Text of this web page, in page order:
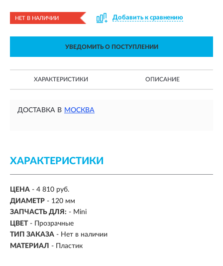
НЕТ В НАЛИЧИИ Добавить к сравнению
УВЕДОМИТЬ О ПОСТУПЛЕНИИ
ХАРАКТЕРИСТИКИ ОПИСАНИЕ
ДОСТАВКА В МОСКВА
ХАРАКТЕРИСТИКИ
ЦЕНА - 4 810 руб.
ДИАМЕТР - 120 мм
ЗАПЧАСТЬ ДЛЯ: - Mini
ЦВЕТ - Прозрачные
ТИП ЗАКАЗА - Нет в наличии
МАТЕРИАЛ - Пластик